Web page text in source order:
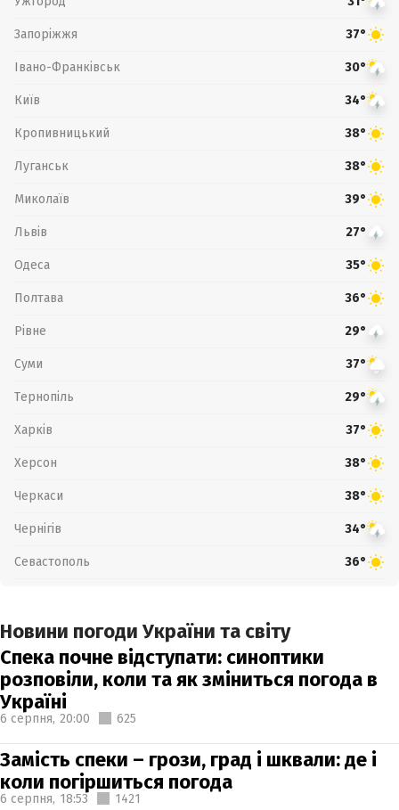
Запоріжжя 37°
Івано-Франківськ 30°
Київ 34°
Кропивницький 38°
Луганськ 38°
Миколаїв 39°
Львів 27°
Одеса 35°
Полтава 36°
Рівне 29°
Суми 37°
Тернопіль 29°
Харків 37°
Херсон 38°
Черкаси 38°
Чернігів 34°
Севастополь 36°
Новини погоди України та світу
Спека почне відступати: синоптики
розповіли, коли та як зміниться погода в
Україні
6 серпня, 20:00 625
Замість спеки – грози, град і шквали: де і
коли погіршиться погода
6 серпня, 18:53 1421